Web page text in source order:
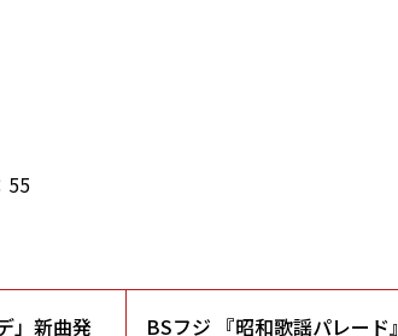
55
」新曲発
BSフジ 『昭和歌謡パレード』